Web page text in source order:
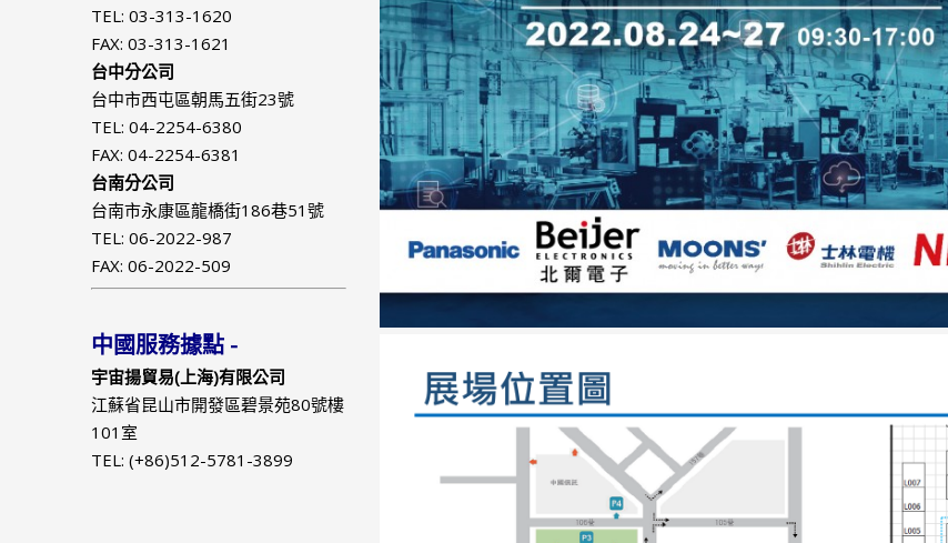
TEL: 03-313-1620
FAX: 03-313-1621
台中分公司
台中市西屯區朝馬五街23號
TEL: 04-2254-6380
FAX: 04-2254-6381
台南分公司
台南市永康區龍橋街186巷51號
TEL: 06-2022-987
FAX: 06-2022-509
中國服務據點 -
宇宙揚貿易(上海)有限公司
江蘇省昆山市開發區碧景苑80號樓
101室
TEL: (+86)512-5781-3899